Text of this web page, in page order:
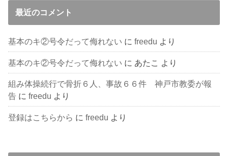
最近のコメント
基本のキ②号令だって侮れない にfreedu より
基本のキ②号令だって侮れない に あたこ より
組み体操続行で骨折６人、事故６６件 神戸市教委が報
告 にfreedu より
登録はこちらから にfreedu より